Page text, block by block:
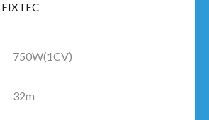
FIXTEC
750W(1CV)
32m